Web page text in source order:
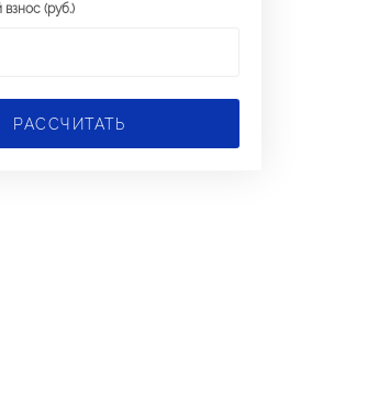
(руб.)
РАССЧИТАТЬ